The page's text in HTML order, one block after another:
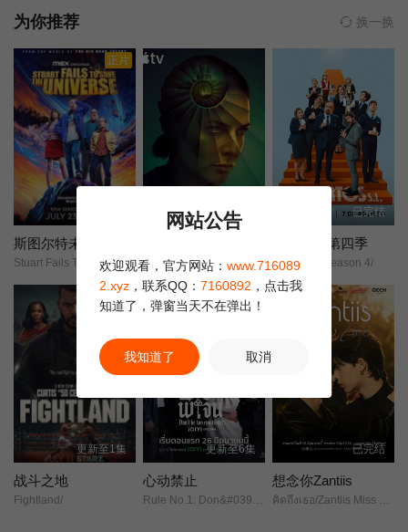
为你推荐 换一换
正片
更新至3集
Stuart Fails To Save The Universe/
更新至第06集
羊毛战记/羊毛记/
已完结
死人公司第四季
Death Inc. season 4/
更新至1集
战斗之地
Fightland/
更新至6集
心动禁止
已完结
想念你Zantiis
网站公告
欢迎观看，官方网站： www.716089
2.xyz ，联系QQ： 7160892 ，点击我
知道了，弹窗当天不在弹出！
我知道了 取消